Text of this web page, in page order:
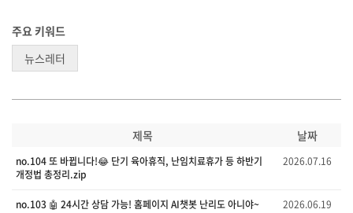
주요 키워드
뉴스레터
제목 날짜
no.104 또 바뀝니다!😂 단기 육아휴직, 난임치료휴가 등 하반기
개정법 총정리.zip
2026.07.16
no.103 🤖 24시간 상담 가능! 홈페이지 AI챗봇 난리도 아니야~ 2026.06.19